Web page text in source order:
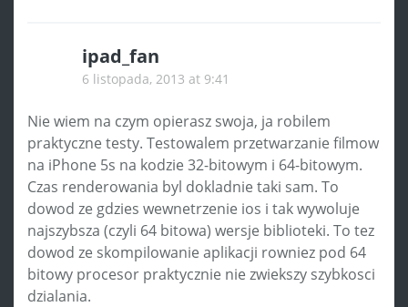
ipad_fan
6 listopada, 2013 at 9:41
Nie wiem na czym opierasz swoja, ja robilem
praktyczne testy. Testowalem przetwarzanie filmow
na iPhone 5s na kodzie 32-bitowym i 64-bitowym.
Czas renderowania byl dokladnie taki sam. To
dowod ze gdzies wewnetrzenie ios i tak wywoluje
najszybsza (czyli 64 bitowa) wersje biblioteki. To tez
dowod ze skompilowanie aplikacji rowniez pod 64
bitowy procesor praktycznie nie zwiekszy szybkosci
dzialania.